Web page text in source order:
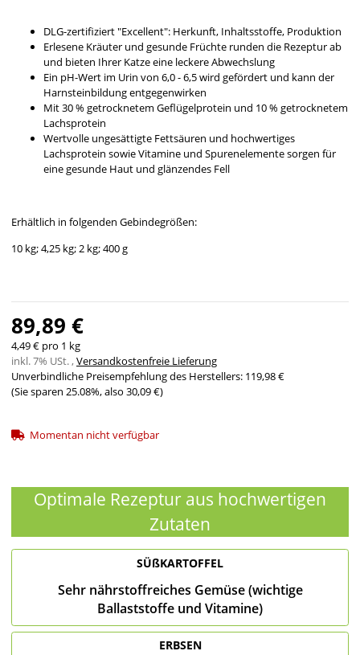
DLG-zertifiziert "Excellent": Herkunft, Inhaltsstoffe, Produktion
Erlesene Kräuter und gesunde Früchte runden die Rezeptur ab
und bieten Ihrer Katze eine leckere Abwechslung
Ein pH-Wert im Urin von 6,0 - 6,5 wird gefördert und kann der
Harnsteinbildung entgegenwirken
Mit 30 % getrocknetem Geflügelprotein und 10 % getrocknetem
Lachsprotein
Wertvolle ungesättigte Fettsäuren und hochwertiges
Lachsprotein sowie Vitamine und Spurenelemente sorgen für
eine gesunde Haut und glänzendes Fell
Erhältlich in folgenden Gebindegrößen:
10 kg; 4,25 kg; 2 kg; 400 g
89,89 €
4,49 € pro 1 kg
inkl. 7% USt. ,Versandkostenfreie Lieferung
Unverbindliche Preisempfehlung des Herstellers: 119,98 €
(Sie sparen 25.08%, also 30,09 €)
Momentan nicht verfügbar
Optimale Rezeptur aus hochwertigen
Zutaten
SÜßKARTOFFEL
Sehr nährstoffreiches Gemüse (wichtige
Ballaststoffe und Vitamine)
ERBSEN